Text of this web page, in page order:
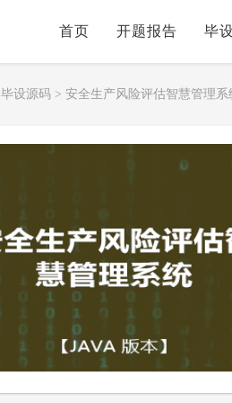
首页 开题报告 毕
毕设源码 > 安全生产风险评估智慧管理系